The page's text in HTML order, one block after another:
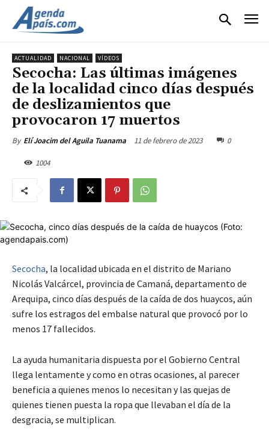
ACTUALIDAD NACIONAL VÍDEOS
Secocha: Las últimas imágenes
de la localidad cinco días después
de deslizamientos que
provocaron 17 muertos
By Elí Joacim del Aguila Tuanama 11 de febrero de 2023 0
1004
Secocha, la localidad ubicada en el distrito de Mariano
Nicolás Valcárcel, provincia de Camaná, departamento de
Arequipa, cinco días después de la caída de dos huaycos, aún
sufre los estragos del embalse natural que provocó por lo
menos 17 fallecidos.
La ayuda humanitaria dispuesta por el Gobierno Central
llega lentamente y como en otras ocasiones, al parecer
beneficia a quienes menos lo necesitan y las quejas de
quienes tienen puesta la ropa que llevaban el día de la
desgracia, se multiplican.